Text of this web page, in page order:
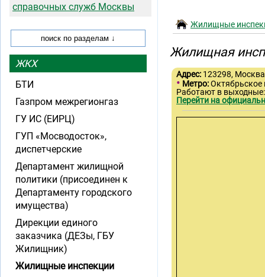
Жилищные
Жилищная
Адрес: 123298,
• Метро:Октябрьское
Работают в
Перейти на
справочных служб Москвы
ЖКХ
БТИ
Газпром межрегионгаз
ГУ ИС (ЕИРЦ)
ГУП «Мосводосток»,
диспетчерские
Департамент жилищной
политики (присоединен к
Департаменту городского
имущества)
Дирекции единого
заказчика (ДЕЗы, ГБУ
Жилищник)
Жилищные инспекции